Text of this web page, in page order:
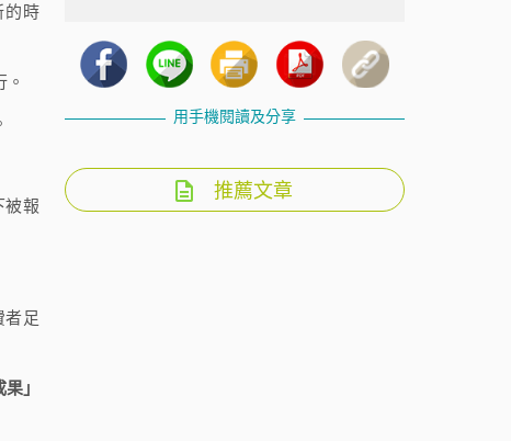
的時
被報
者足
」
用手機閱讀及分享
推薦文章